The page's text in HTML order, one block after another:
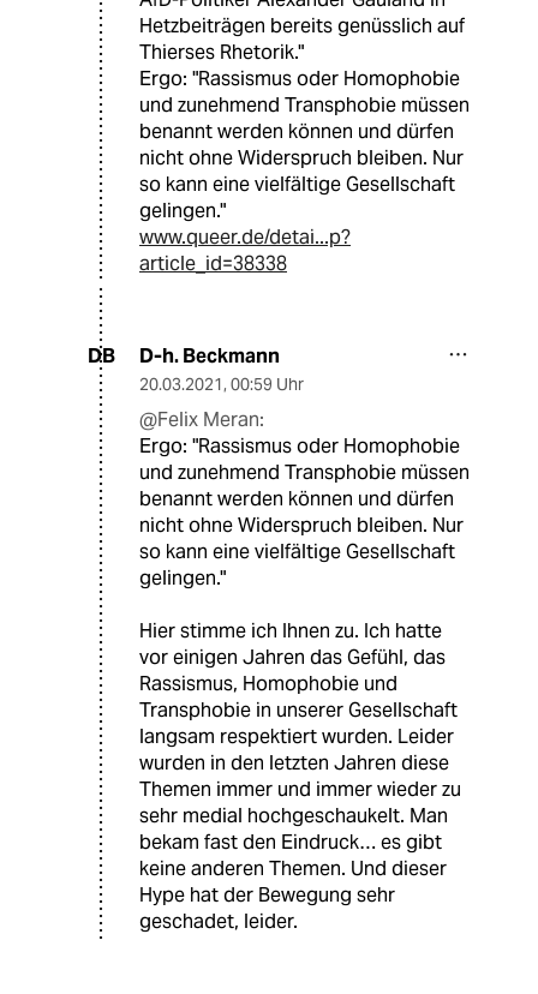
Hetzbeiträgen bereits genüsslich auf
Thierses Rhetorik."
Ergo: "Rassismus oder Homophobie
und zunehmend Transphobie müssen
benannt werden können und dürfen
nicht ohne Widerspruch bleiben. Nur
so kann eine vielfältige Gesellschaft
gelingen."
www.queer.de/detai...p?
article_id=38338
DB D-h. Beckmann
20.03.2021, 00:59 Uhr
@Felix Meran:
Ergo: "Rassismus oder Homophobie
und zunehmend Transphobie müssen
benannt werden können und dürfen
nicht ohne Widerspruch bleiben. Nur
so kann eine vielfältige Gesellschaft
gelingen."
Hier stimme ich Ihnen zu. Ich hatte
vor einigen Jahren das Gefühl, das
Rassismus, Homophobie und
Transphobie in unserer Gesellschaft
langsam respektiert wurden. Leider
wurden in den letzten Jahren diese
Themen immer und immer wieder zu
sehr medial hochgeschaukelt. Man
bekam fast den Eindruck… es gibt
keine anderen Themen. Und dieser
Hype hat der Bewegung sehr
geschadet, leider.